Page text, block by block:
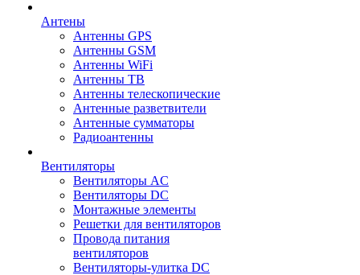
Антены
Антенны GPS
Антенны GSM
Антенны WiFi
Антенны ТВ
Антенны телескопические
Антенные разветвители
Антенные сумматоры
Радиоантенны
Вентиляторы
Вентиляторы AC
Вентиляторы DC
Монтажные элементы
Решетки для вентиляторов
Провода питания
вентиляторов
Вентиляторы-улитка DC